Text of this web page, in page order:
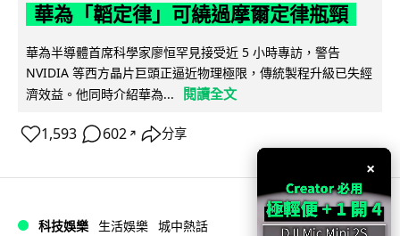
華為「韜定律」可繞過摩爾定律瓶頸
華為半導體首席科學家廖恒罕見接受近 5 小時專訪，警告
NVIDIA 等西方晶片巨頭正逼近物理極限，傳統製程升級已失經
濟效益。他同時介紹華為...
閱讀全文
1,593 602 ↗ 分享
科技娛樂 生活娛樂 城中熱話
×